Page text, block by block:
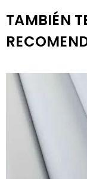
TAMBIÉN